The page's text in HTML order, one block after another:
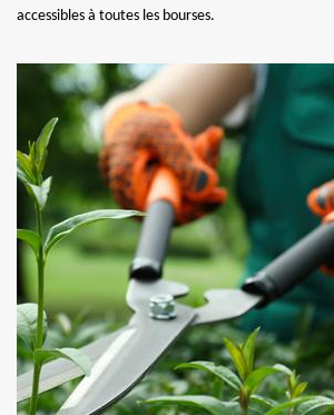
accessibles à toutes les bourses.